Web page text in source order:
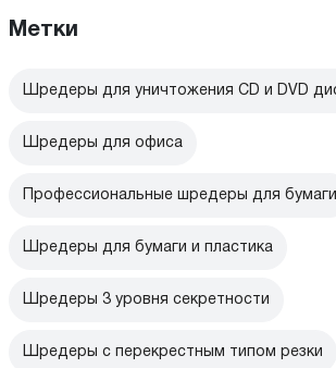
Метки
Шредеры для уничтожения CD и DVD
Шредеры для офиса
Профессиональные шредеры для бумаги
Шредеры для бумаги и пластика
Шредеры 3 уровня секретности
Шредеры с перекрестным типом резки